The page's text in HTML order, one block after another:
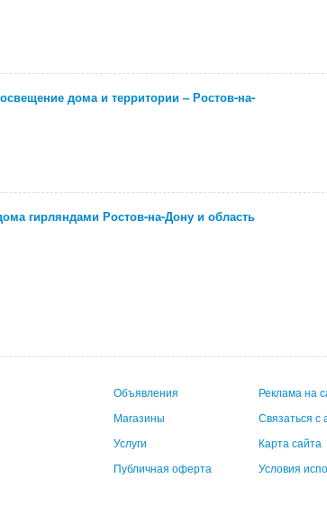
дома и территории – Ростов-на-
гирляндами Ростов-на-Дону и область
Объявления
Магазины
Услуги
Публичная оферта
Реклама на
Связаться с
Карта сайта
Условия